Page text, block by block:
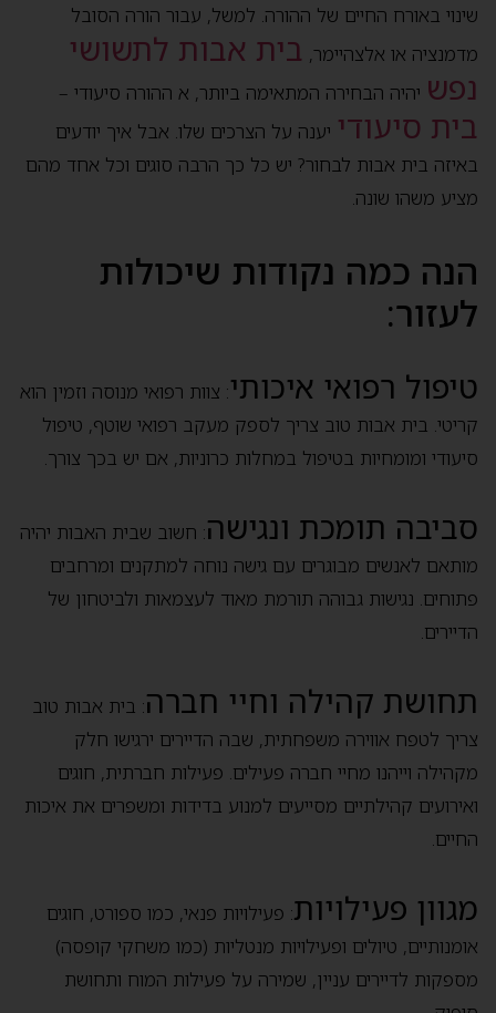
שינוי באורח החיים של ההורה. למשל, עבור הורה הסובל
מדמנציה או אלצהיימר, בית אבות לתשושי
נפש יהיה הבחירה המתאימה ביותר, א ההורה סיעודי –
בית סיעודי יענה על הצרכים שלו. אבל איך יודעים
באיזה בית אבות לבחור? יש כל כך הרבה סוגים וכל אחד מהם
מציע משהו שונה.
הנה כמה נקודות שיכולות
לעזור:
טיפול רפואי איכותי: צוות רפואי מנוסה וזמין הוא
קריטי. בית אבות טוב צריך לספק מעקב רפואי שוטף, טיפול
סיעודי ומומחיות בטיפול במחלות כרוניות, אם יש בכך צורך.
סביבה תומכת ונגישה: חשוב שבית האבות יהיה
מותאם לאנשים מבוגרים עם גישה נוחה למתקנים ומרחבים
פתוחים. נגישות גבוהה תורמת מאוד לעצמאות ולביטחון של
הדיירים.
תחושת קהילה וחיי חברה: בית אבות טוב
צריך לטפח אווירה משפחתית, שבה הדיירים ירגישו חלק
מקהילה וייהנו מחיי חברה פעילים. פעילות חברתית, חוגים
ואירועים קהילתיים מסייעים למנוע בדידות ומשפרים את איכות
החיים.
מגוון פעילויות: פעילויות פנאי, כמו ספורט, חוגים
אומנותיים, טיולים ופעילויות מנטליות (כמו משחקי קופסה)
מספקות לדיירים עניין, שמירה על פעילות המוח ותחושת